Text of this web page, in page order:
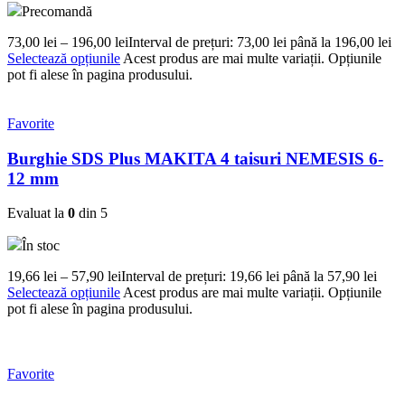
Precomandă
73,00 lei – 196,00 leiInterval de prețuri: 73,00 lei până la 196,00 lei
Selectează opțiunile Acest produs are mai multe variații. Opțiunile
pot fi alese în pagina produsului.
Favorite
Burghie SDS Plus MAKITA 4 taisuri NEMESIS 6-
12 mm
Evaluat la 0 din 5
În stoc
19,66 lei – 57,90 leiInterval de prețuri: 19,66 lei până la 57,90 lei
Selectează opțiunileAcest produs are mai multe variații. Opțiunile
pot fi alese în pagina produsului.
Favorite